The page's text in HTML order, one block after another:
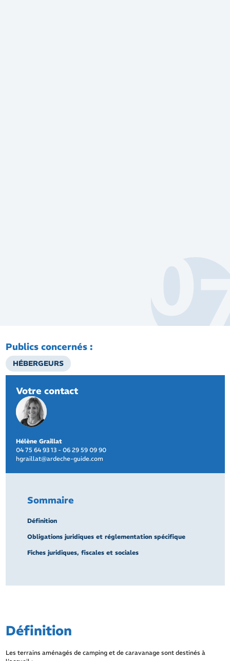
Publics concernés :
HÉBERGEURS
Votre contact
Hélène Graillat
04 75 64 93 13 - 06 29 59 09 90
hgraillat@ardeche-guide.com
Sommaire
Définition
Obligations juridiques et réglementation spécifique
Fiches juridiques, fiscales et sociales
Définition
Les terrains aménagés de camping et de caravanage sont destinés à